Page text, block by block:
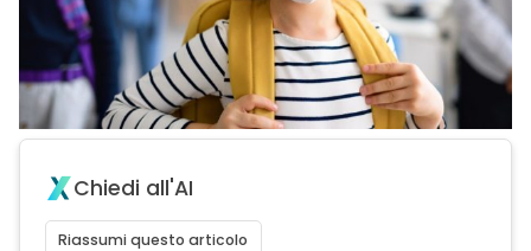
Chiedi all'AI
Riassumi questo articolo